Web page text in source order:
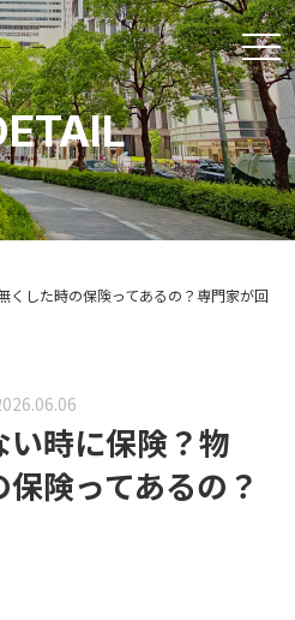
t
o
g
g
l
e
n
a
くした時の保険ってあるの？専門家が回
時に保険？物
険ってあるの？